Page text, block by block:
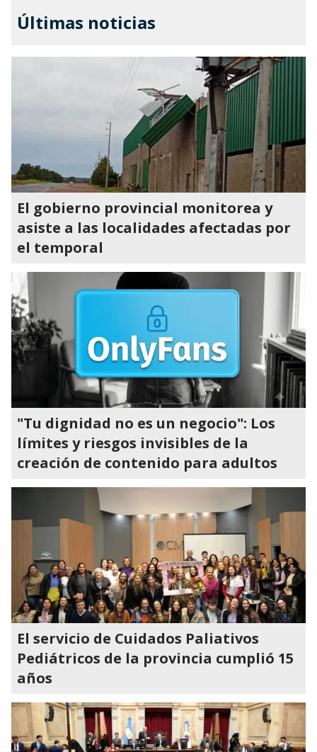
Últimas noticias
El gobierno provincial monitorea y
asiste a las localidades afectadas por
el temporal
"Tu dignidad no es un negocio": Los
límites y riesgos invisibles de la
creación de contenido para adultos
El servicio de Cuidados Paliativos
Pediátricos de la provincia cumplió 15
años